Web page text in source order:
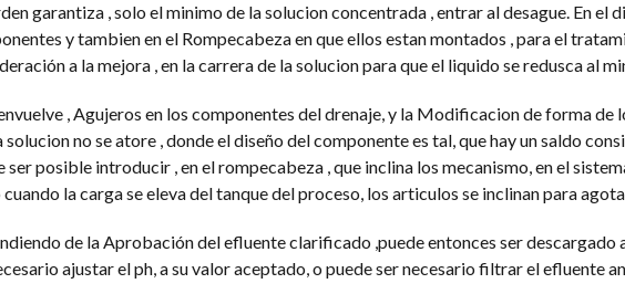
garantiza , solo el minimo de la solucion concentrada , entrar al desague. En el
y tambien en el Rompecabeza en que ellos estan montados , para el
a la mejora , en la carrera de la solucion para que el liquido se redusca al
, Agujeros en los componentes del drenaje, y la Modificacion de forma de
solucion no se atore , donde el diseño del componente es tal, que hay un saldo
ser posible introducir , en el rompecabeza , que inclina los mecanismo, en el
cuando la carga se eleva del tanque del proceso, los articulos se inclinan para
de la Aprobación del efluente clarificado ,puede entonces ser descargado
ajustar el ph, a su valor aceptado, o puede ser necesario filtrar el efluente